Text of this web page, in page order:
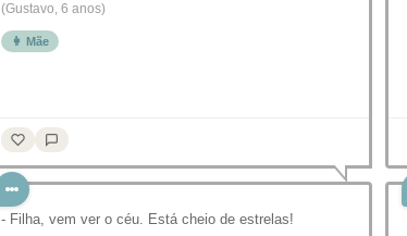
(Gustavo, 6 anos)
👩 Mãe
- Filha, vem ver o céu. Está cheio de estrelas!